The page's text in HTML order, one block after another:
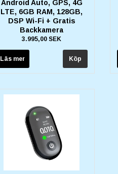
Android Auto, GPS, 4G
LTE, 6GB RAM, 128GB,
DSP Wi-Fi + Gratis
Backkamera
3.995,00 SEK
Läs mer